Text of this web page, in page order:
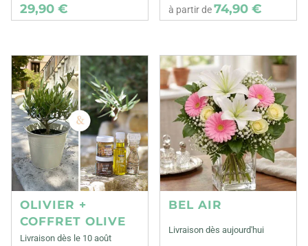
29,90 € à partir de74,90 €
OLIVIER +
COFFRET OLIVE
Livraison dès le 10 août
BEL AIR
Livraison dès aujourd'hui